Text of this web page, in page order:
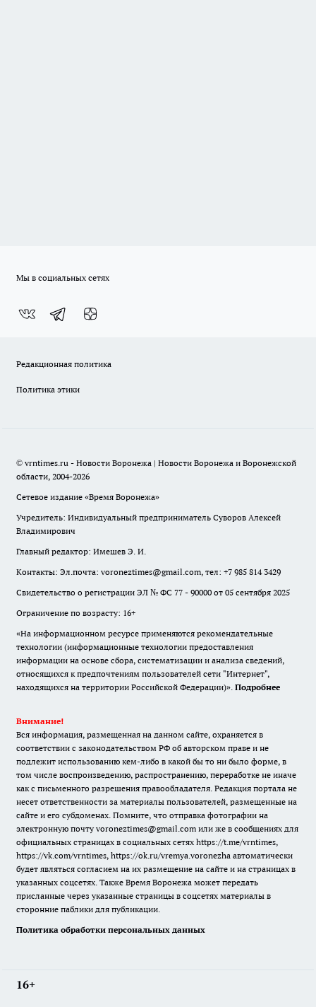
Мы в социальных сетях
Редакционная политика
Политика этики
© vrntimes.ru - Новости Воронежа | Новости Воронежа и Воронежской
области, 2004-2026
Сетевое издание «Время Воронежа»
Учредитель: Индивидуальный предприниматель Суворов Алексей
Владимирович
Главный редактор: Имешев Э. И.
Контакты: Эл.почта: voroneztimes@gmail.com, тел: +7 985 814 3429
Свидетельство о регистрации ЭЛ № ФС 77 - 90000 от 05 сентября 2025
Ограничение по возрасту: 16+
«На информационном ресурсе применяются рекомендательные
технологии (информационные технологии предоставления
информации на основе сбора, систематизации и анализа сведений,
относящихся к предпочтениям пользователей сети "Интернет",
находящихся на территории Российской Федерации)». Подробнее
Внимание!
Вся информация, размещенная на данном сайте, охраняется в
соответствии с законодательством РФ об авторском праве и не
подлежит использованию кем-либо в какой бы то ни было форме, в
том числе воспроизведению, распространению, переработке не иначе
как с письменного разрешения правообладателя. Редакция портала не
несет ответственности за материалы пользователей, размещенные на
сайте и его субдоменах. Помните, что отправка фотографии на
электронную почту voroneztimes@gmail.com или же в сообщениях для
официальных страницах в социальных сетях https://t.me/vrntimes,
https://vk.com/vrntimes, https://ok.ru/vremya.voronezha автоматически
будет являться согласием на их размещение на сайте и на страницах в
указанных соцсетях. Также Время Воронежа может передать
присланные через указанные страницы в соцсетях материалы в
сторонние паблики для публикации.
Политика обработки персональных данных
16+